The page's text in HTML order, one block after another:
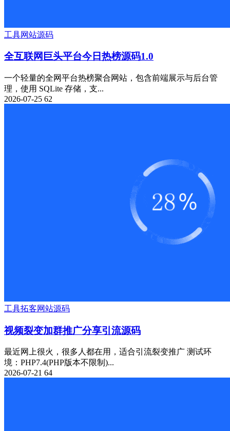
工具网站源码
全互联网巨头平台今日热榜源码1.0
一个轻量的全网平台热榜聚合网站，包含前端展示与后台管
理，使用 SQLite 存储，支...
2026-07-25 62
工具拓客网站源码
视频裂变加群推广分享引流源码
最近网上很火，很多人都在用，适合引流裂变推广 测试环
境：PHP7.4(PHP版本不限制)...
2026-07-21 64